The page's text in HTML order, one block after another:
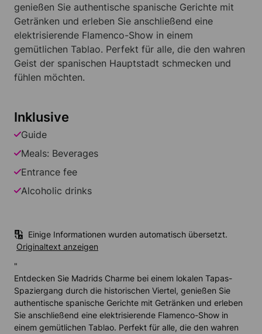
genießen Sie authentische spanische Gerichte mit
Getränken und erleben Sie anschließend eine
elektrisierende Flamenco-Show in einem
gemütlichen Tablao. Perfekt für alle, die den wahren
Geist der spanischen Hauptstadt schmecken und
fühlen möchten.
Inklusive
Guide
Meals: Beverages
Entrance fee
Alcoholic drinks
Einige Informationen wurden automatisch übersetzt.
Originaltext anzeigen
"
Entdecken Sie Madrids Charme bei einem lokalen Tapas-
Spaziergang durch die historischen Viertel, genießen Sie
authentische spanische Gerichte mit Getränken und erleben
Sie anschließend eine elektrisierende Flamenco-Show in
einem gemütlichen Tablao. Perfekt für alle, die den wahren